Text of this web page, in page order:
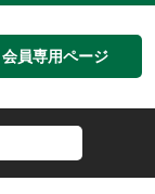
会員専用ページ